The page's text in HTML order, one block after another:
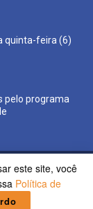
quinta-feira (6)
pelo programa
os direitos
Sites.
este site, você
Política de